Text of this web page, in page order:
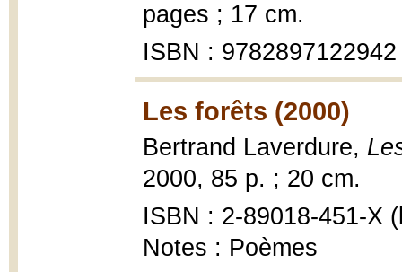
pages ; 17 cm.
ISBN : 9782897122942
Les forêts (2000)
Bertrand Laverdure,
2000, 85 p. ; 20 cm.
ISBN : 2-89018-451-X
Notes : Poèmes